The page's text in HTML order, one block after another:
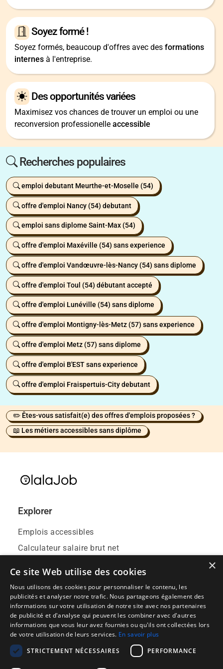
Soyez formé !
Soyez formés, beaucoup d'offres avec des formations
internes à l'entreprise.
Des opportunités variées
Maximisez vos chances de trouver un emploi ou une
reconversion professionelle accessible
Recherches populaires
emploi debutant Meurthe-et-Moselle (54)
offre d'emploi Nancy (54) debutant
emploi sans diplome Saint-Max (54)
offre d'emploi Maxéville (54) sans experience
offre d'emploi Vandœuvre-lès-Nancy (54) sans diplome
offre d'emploi Toul (54) débutant accepté
offre d'emploi Lunéville (54) sans diplome
offre d'emploi Montigny-lès-Metz (57) sans experience
offre d'emploi Metz (57) sans diplome
offre d'emploi B'EST sans experience
offre d'emploi Fraispertuis-City debutant
✏️ Êtes-vous satisfait(e) des offres d'emplois proposées ?
📖 Les métiers accessibles sans diplôme
Explorer
Emplois accessibles
Calculateur salaire brut net
Événements emploi
Publier une offre d'emploi
×
Ce site Web utilise des cookies
Nous utilisons des cookies pour personnaliser le contenu, les
publicités et analyser notre trafic. Nous partageons également des
informations sur votre utilisation de notre site avec nos partenaires
de publicité et d'analyse qui peuvent les combiner avec d'autres
informations que vous leur avez fournies ou qu'ils ont collectées lors
de votre utilisation de leurs services. En savoir plus
STRICTEMENT NÉCESSAIRES
PERFORMANCE